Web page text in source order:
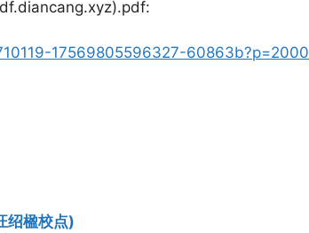
17569805596327-60863b?p=2000
绍楹校点)